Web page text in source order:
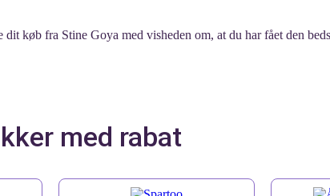
dit køb fra Stine Goya med visheden om, at du har fået den
med rabat